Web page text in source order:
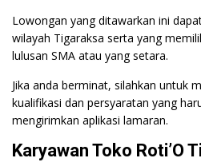
Lowongan yang ditawarkan ini
wilayah Tigaraksa serta yang
lulusan SMA atau yang setara.
Jika anda berminat, silahkan untuk
kualifikasi dan persyaratan yang
mengirimkan aplikasi lamaran.
Karyawan Toko Roti’O